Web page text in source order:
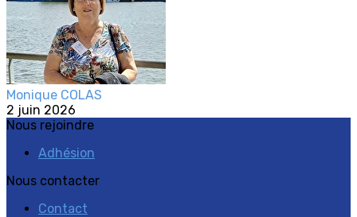
Monique COLAS
2 juin 2026
Nous rejoindre
Adhésion
Nous contacter
Contact